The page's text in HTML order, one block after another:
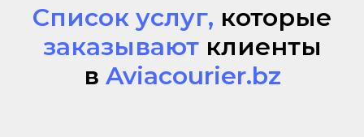
Список услуг, которые
заказываютклиенты
в Aviacourier.bz